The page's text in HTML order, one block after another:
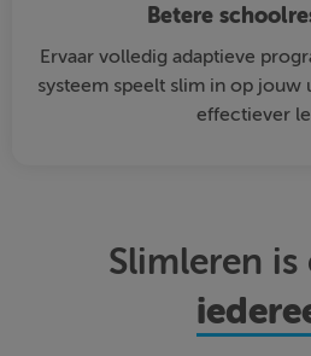
Betere
Ervaar volledig adaptieve
systeem speelt slim in op jouw
effectiever
Slimleren